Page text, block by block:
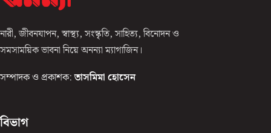
নারী, জীবনযাপন, স্বাস্থ্য, সংস্কৃতি, সাহিত্য, বিনোদন ও
সমসাময়িক ভাবনা নিয়ে অনন্যা ম্যাগাজিন।
সম্পাদক ও প্রকাশক: তাসমিমা হোসেন
বিভাগ